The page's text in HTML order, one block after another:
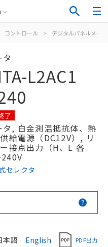
コントロール > デジタルパネルメータ
L2AC1
了
, 白金測温抵抗体、熱
給電源（DC12V）, リ
接点出力（H、L 各
セレクタ
本語 English PDF出力